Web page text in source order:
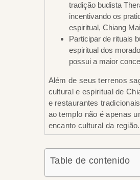
tradição budista
incentivando os
espiritual, Chiang
Participar de rituais
espiritual dos
possui a maior
Além de seus terrenos
cultural e espiritual de
e restaurantes
ao templo não é apenas
encanto cultural da região.
Table de contenido